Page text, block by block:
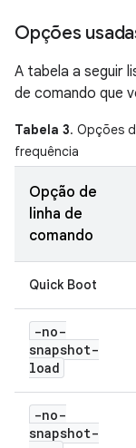
Opções
A tabela a seguir
de comando que
Tabela 3. Opções
frequência
Opção de
linha de
comando
Quick Boot
-no-
snapshot-
load
-no-
snapshot-